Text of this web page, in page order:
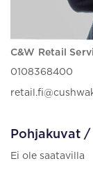
C&W Retail
0108368400
Pohjakuvat
Ei ole saatavilla